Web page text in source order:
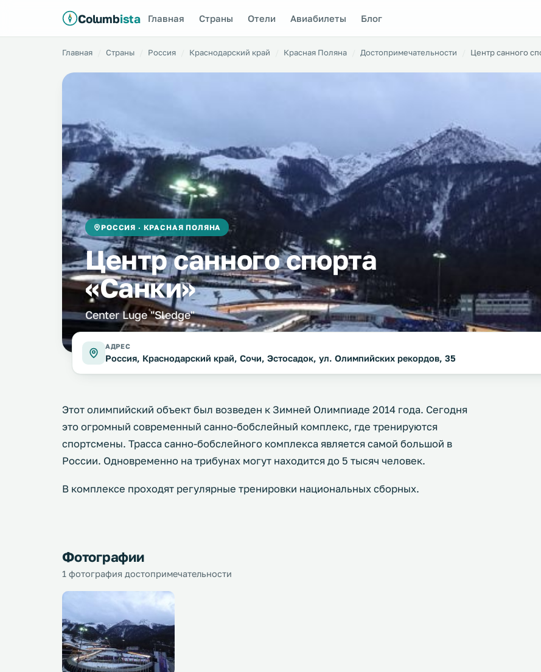
Columbista Главная Страны Отели Авиабилеты Блог
Главная Страны Россия Краснодарский край Красная Поляна Достопримечательности Центр санного
РОССИЯ · КРАСНАЯ ПОЛЯНА
Центр санного спорта
«Санки»
Center Luge "Sledge"
АДРЕС
Россия, Краснодарский край, Сочи, Эстосадок, ул. Олимпийских рекордов, 35
Этот олимпийский объект был возведен к Зимней Олимпиаде 2014 года. Сегодня
это огромный современный санно-бобслейный комплекс, где тренируются
спортсмены. Трасса санно-бобслейного комплекса является самой большой в
России. Одновременно на трибунах могут находится до 5 тысяч человек.
В комплексе проходят регулярные тренировки национальных сборных.
Фотографии
1 фотография достопримечательности